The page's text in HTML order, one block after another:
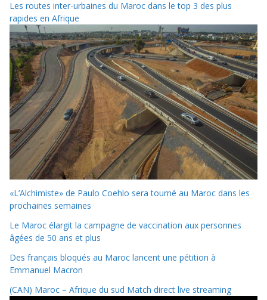
Les routes inter-urbaines du Maroc dans le top 3 des plus
rapides en Afrique
«L’Alchimiste» de Paulo Coehlo sera tourné au Maroc dans les
prochaines semaines
Le Maroc élargit la campagne de vaccination aux personnes
âgées de 50 ans et plus
Des français bloqués au Maroc lancent une pétition à
Emmanuel Macron
(CAN) Maroc – Afrique du sud Match direct live streaming